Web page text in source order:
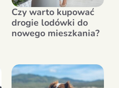
Czy warto kupować
drogie lodówki do
nowego mieszkania?